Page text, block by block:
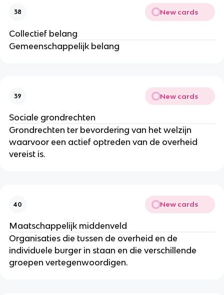
38 New cards
Collectief belang
Gemeenschappelijk belang
39 New cards
Sociale grondrechten
Grondrechten ter bevordering van het welzijn
waarvoor een actief optreden van de overheid
vereist is.
40 New cards
Maatschappelijk middenveld
Organisaties die tussen de overheid en de
individuele burger in staan en die verschillende
groepen vertegenwoordigen.